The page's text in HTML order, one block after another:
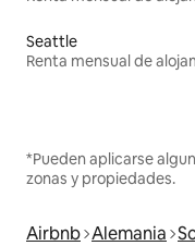
Seattle
*Pueden aplicarse
zonas y propiedades.
Airbnb Alemania